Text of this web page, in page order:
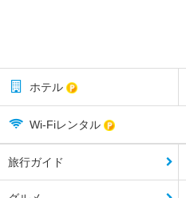
ホテル
Wi-Fiレンタル
旅行ガイド